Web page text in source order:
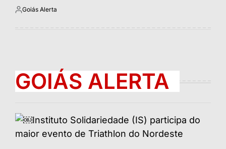
Postado
Goiás Alerta
GOIÁS ALERTA